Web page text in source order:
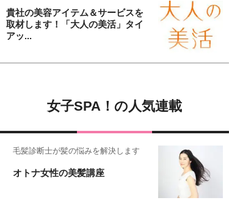
貴社の美容アイテム＆サービスを
取材します！「大人の美活」タイ
アッ...
女子SPA！の人気連載
毛髪診断士が髪の悩みを解決します
オトナ女性の美髪講座